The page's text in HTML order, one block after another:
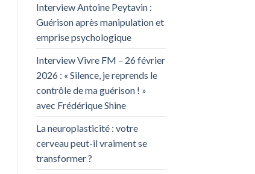
Interview Antoine Peytavin :
Guérison après manipulation et
emprise psychologique
Interview Vivre FM – 26 février
2026 : « Silence, je reprends le
contrôle de ma guérison ! »
avec Frédérique Shine
La neuroplasticité : votre
cerveau peut-il vraiment se
transformer ?